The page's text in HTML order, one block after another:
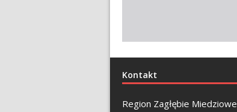
Kontakt
Region Zagłębie Miedziowe